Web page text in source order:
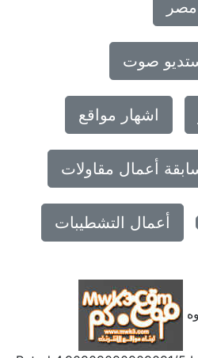
صوت
اشهار مواقع
أعمال مقاولات
أعمال التشطيبات